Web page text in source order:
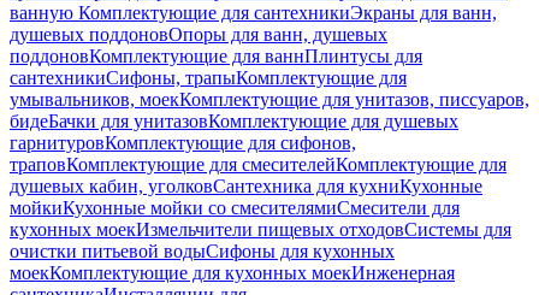
ванную Комплектующие для сантехникиЭкраны для ванн,
душевых поддоновОпоры для ванн, душевых
поддоновКомплектующие для ваннПлинтусы для
сантехникиСифоны, трапыКомплектующие для
умывальников, моекКомплектующие для унитазов, писсуаров,
бидеБачки для унитазовКомплектующие для душевых
гарнитуровКомплектующие для сифонов,
траповКомплектующие для смесителейКомплектующие для
душевых кабин, уголковСантехника для кухниКухонные
мойкиКухонные мойки со смесителямиСмесители для
кухонных моекИзмельчители пищевых отходовСистемы для
очистки питьевой водыСифоны для кухонных
моекКомплектующие для кухонных моекИнженерная